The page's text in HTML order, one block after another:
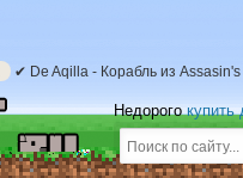
✔ De Aqilla - Корабль из
Недорогокупить